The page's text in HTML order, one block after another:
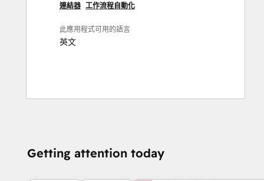
連結器 工作流程自動化
此應用程式可用的語言
英文
Getting attention today